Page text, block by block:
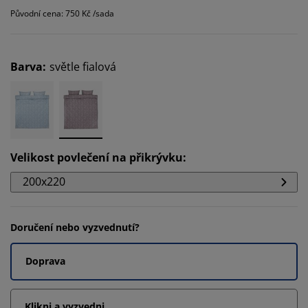
Původní cena: 750 Kč /sada
Barva: světle fialová
Velikost povlečení na přikrývku:
200x220
Doručení nebo vyzvednutí?
Doprava